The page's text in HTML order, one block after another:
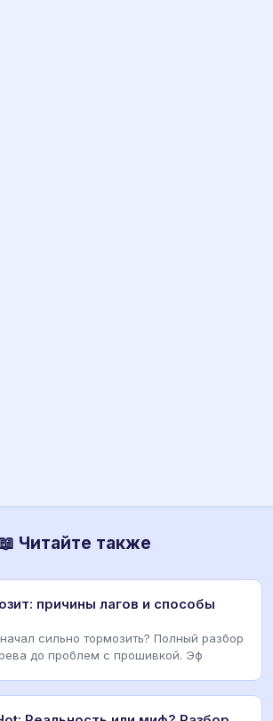
Читайте также
причины лагов и способы
сильно тормозить? Полный разбор
до проблем с прошивкой. Эф